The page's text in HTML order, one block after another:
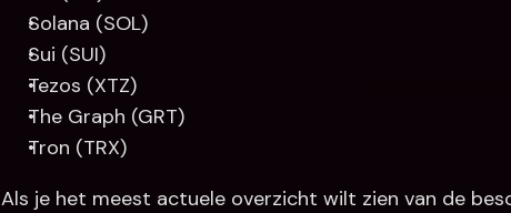
Solana (SOL)
Sui (SUI)
Tezos (XTZ)
The Graph (GRT)
Tron (TRX)
Als je het meest actuele overzicht wilt zien van de